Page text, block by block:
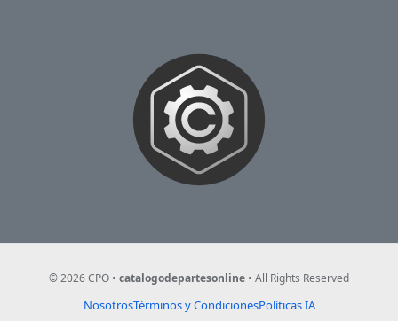
NOSOTROS
©2026CPO • catalogodepartesonline • All Rights Reserved
Pie de Pagina
NosotrosTérminos y CondicionesPolíticas IA